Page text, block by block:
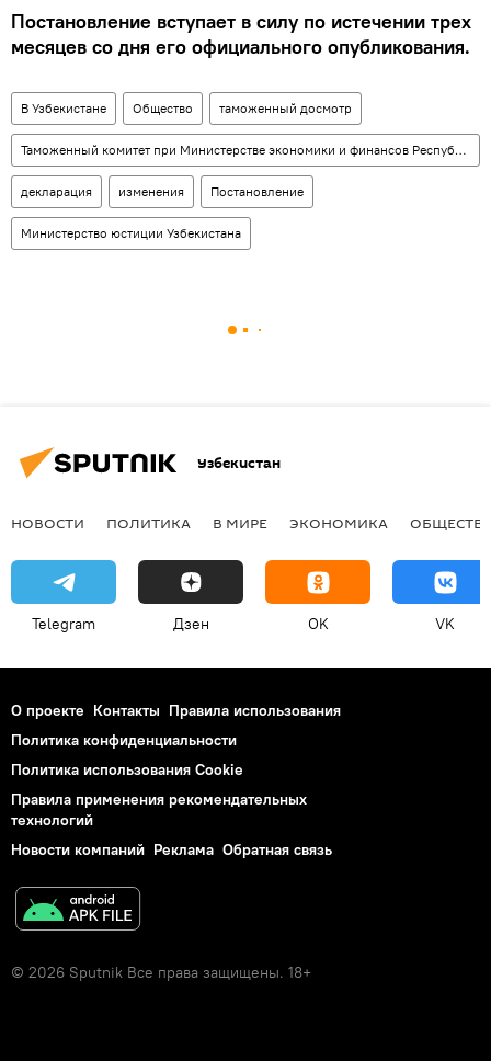
Постановление вступает в силу по истечении трех
месяцев со дня его официального опубликования.
В Узбекистане Общество таможенный досмотр
Таможенный комитет при Министерстве экономики и финансов Республики Узбекистан
декларация изменения Постановление
Министерство юстиции Узбекистана
Узбекистан
НОВОСТИ ПОЛИТИКА В МИРЕ ЭКОНОМИКА
Telegram Дзен OK VK
О проекте Контакты Правила использования
Политика конфиденциальности
Политика использования Cookie
Правила применения рекомендательных
технологий
Новости компаний Реклама Обратная связь
© 2026 Sputnik Все права защищены. 18+